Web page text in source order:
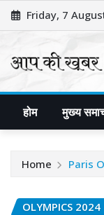
Skip
to
Friday, 7
होम मुख्य
Home Paris
OLYMPICS 2024